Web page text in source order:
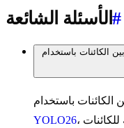
الأسئلة الشائعة#
YOLO26، تحتاج إلى تحديد مراكز صناديق الإحاطة للكائنات